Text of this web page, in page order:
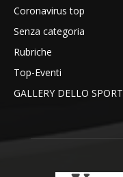
Coronavirus top
Senza categoria
Rubriche
Top-Eventi
GALLERY DELLO SPORT